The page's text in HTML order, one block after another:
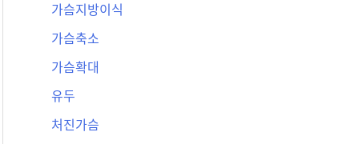
가슴지방이식
가슴축소
가슴확대
유두
처진가슴